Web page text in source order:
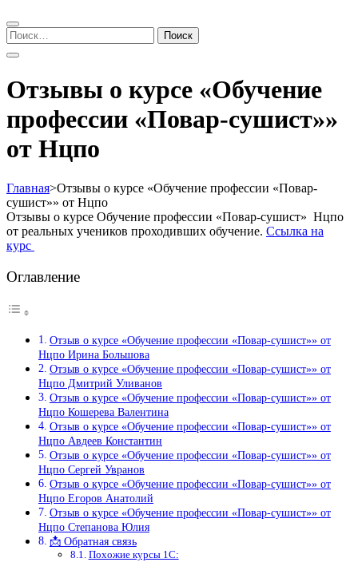
Найти:
Отзывы о курсе «Обучение
профессии «Повар-сушист»»
от Нцпо
Главная>Отзывы о курсе «Обучение профессии «Повар-
сушист»» от Нцпо
Отзывы о курсе Обучение профессии «Повар-сушист» Нцпо
от реальных учеников проходивших обучение. Ссылка на
курс
Оглавление
Отзыв о курсе «Обучение профессии «Повар-сушист»» от
Нцпо Ирина Большова
Отзыв о курсе «Обучение профессии «Повар-сушист»» от
Нцпо Дмитрий Уливанов
Отзыв о курсе «Обучение профессии «Повар-сушист»» от
Нцпо Кошерева Валентина
Отзыв о курсе «Обучение профессии «Повар-сушист»» от
Нцпо Авдеев Константин
Отзыв о курсе «Обучение профессии «Повар-сушист»» от
Нцпо Сергей Увранов
Отзыв о курсе «Обучение профессии «Повар-сушист»» от
Нцпо Егоров Анатолий
Отзыв о курсе «Обучение профессии «Повар-сушист»» от
Нцпо Степанова Юлия
📩 Обратная связь
Похожие курсы 1С: